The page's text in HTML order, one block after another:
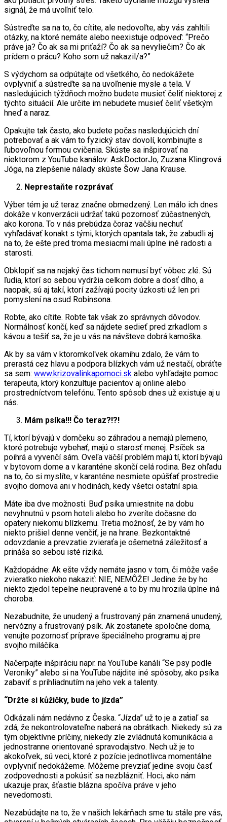
signál, že má uvoľniť telo.
Sústreďte sa na to, čo cítite, ale nedovoľte, aby vás zahltili
otázky, na ktoré nemáte alebo neexistuje odpoveď: “Prečo
práve ja? Čo ak sa mi priťaží? Čo ak sa nevyliečim? Čo ak
prídem o prácu? Koho som už nakazil/a?”
S výdychom sa odpútajte od všetkého, čo nedokážete
ovplyvniť a sústreďte sa na uvoľnenie mysle a tela. V
nasledujúcich týždňoch možno budete musieť čeliť niektorej z
týchto situácií. Ale určite im nebudete musieť čeliť všetkým
hneď a naraz.
Opakujte tak často, ako budete počas nasledujúcich dní
potrebovať a ak vám to fyzický stav dovolí, kombinujte s
ľubovoľnou formou cvičenia. Skúste sa inšpirovať na
niektorom z YouTube kanálov: AskDoctorJo, Zuzana Klingrová
Jóga, na zlepšenie nálady skúste Šow Jana Krause.
Neprestaňte rozprávať
Výber tém je už teraz značne obmedzený. Len málo ich dnes
dokáže v konverzácii udržať takú pozornosť zúčastnených,
ako korona. To v nás prebúdza čoraz väčšiu nechuť
vyhľadávať konakt s tými, ktorých opantala tak, že zabudli aj
na to, že ešte pred troma mesiacmi mali úplne iné radosti a
starosti.
Obklopiť sa na nejaký čas tichom nemusí byť vôbec zlé. Sú
ľudia, ktorí so sebou vydržia celkom dobre a dosť dlho, a
naopak, sú aj takí, ktorí zažívajú pocity úzkosti už len pri
pomyslení na osud Robinsona.
Robte, ako cítite. Robte tak však zo správnych dôvodov.
Normálnosť končí, keď sa nájdete sedieť pred zrkadlom s
kávou a tešiť sa, že je u vás na návšteve dobrá kamoška.
Ak by sa vám v ktoromkoľvek okamihu zdalo, že vám to
prerastá cez hlavu a podpora blízkych vám už nestačí, obráťte
sa sem: www.krizovalinkapomoci.sk alebo vyhľadajte pomoc
terapeuta, ktorý konzultuje pacientov aj online alebo
prostredníctvom telefónu. Tento spôsob dnes už existuje aj u
nás.
Mám psíka!!! Čo teraz?!?!
Tí, ktorí bývajú v domčeku so záhradou a nemajú plemeno,
ktoré potrebuje vybehať, majú o starosť menej. Psíček sa
poihrá a vyvenčí sám. Oveľa väčší problém majú tí, ktorí bývajú
v bytovom dome a v karanténe skončí celá rodina. Bez ohľadu
na to, čo si myslíte, v karanténe nesmiete opúšťať prostredie
svojho domova ani v hodinách, kedy všetci ostatní spia.
Máte iba dve možnosti. Buď psíka umiestnite na dobu
nevyhnutnú v psom hoteli alebo ho zveríte dočasne do
opatery niekomu blízkemu. Tretia možnosť, že by vám ho
niekto prišiel denne venčiť, je na hrane. Bezkontaktné
odovzdanie a prevzatie zvieraťa je ošemetná záležitosť a
prináša so sebou isté riziká.
Každopádne: Ak ešte vždy nemáte jasno v tom, či môže vaše
zvieratko niekoho nakaziť: NIE, NEMÔŽE! Jedine že by ho
niekto zjedol tepelne neupravené a to by mu hrozila úplne iná
choroba.
Nezabudnite, že unudený a frustrovaný pán znamená unudený,
nervózny a frustrovaný psík. Ak zostanete spoločne doma,
venujte pozornosť príprave špeciálneho programu aj pre
svojho miláčika.
Načerpajte inšpiráciu napr. na YouTube kanáli “Se psy podle
Veroniky” alebo si na YouTube nájdite iné spôsoby, ako psíka
zabaviť s prihliadnutím na jeho vek a talenty.
“Držte si kůžičky, bude to jízda”
Odkázali nám nedávno z Česka. “Jízda” už to je a zatiaľ sa
zdá, že nekontrolovateľne naberá na obrátkach. Niekedy sú za
tým objektívne príčiny, niekedy zle zvládnutá komunikácia a
jednostranne orientované spravodajstvo. Nech už je to
akokoľvek, sú veci, ktoré z pozície jednotlivca momentálne
ovplyvniť nedokážeme. Môžeme prevziať jedine svoju časť
zodpovednosti a pokúsiť sa nezblázniť. Hoci, ako nám
ukazuje prax, šťastie blázna spočíva práve v jeho
nevedomosti.
Nezabúdajte na to, že v našich lekárňach sme tu stále pre vás,